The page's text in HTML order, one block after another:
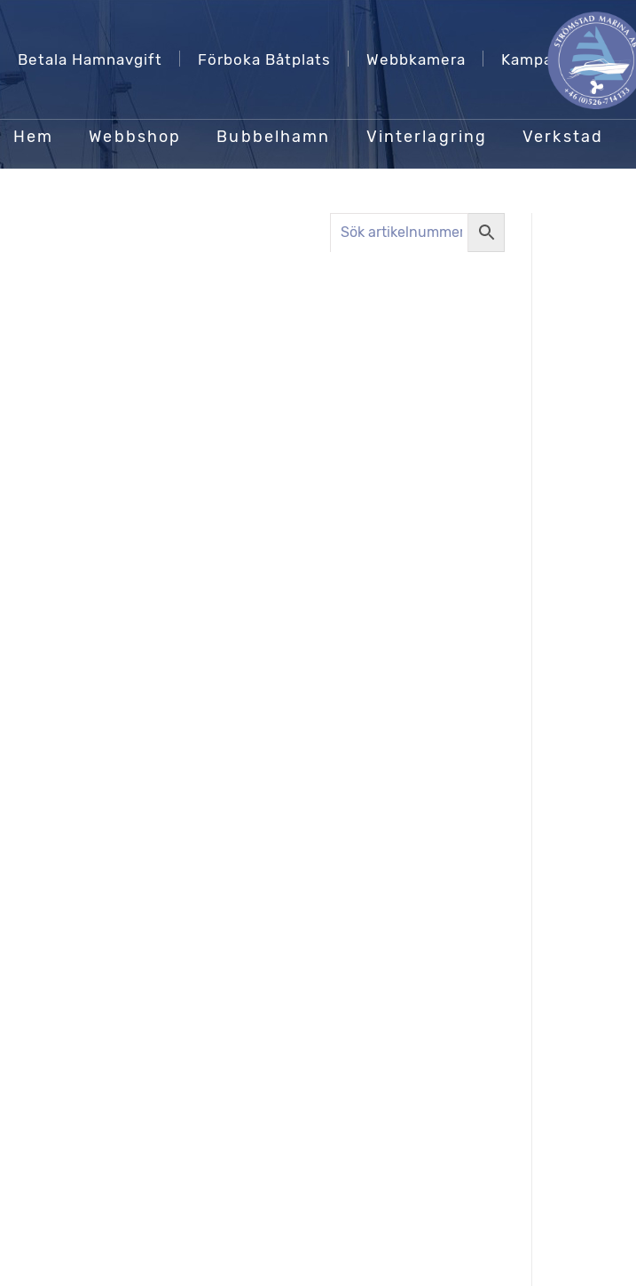
Betala Hamnavgift Förboka Båtplats Webbkamera Kampanjer
Hem Webbshop Bubbelhamn Vinterlagring Verkstad